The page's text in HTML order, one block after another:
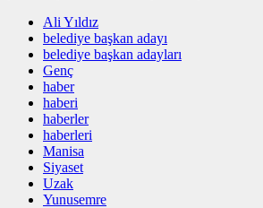
Ali Yıldız
belediye başkan adayı
belediye başkan adayları
Genç
haber
haberi
haberler
haberleri
Manisa
Siyaset
Uzak
Yunusemre